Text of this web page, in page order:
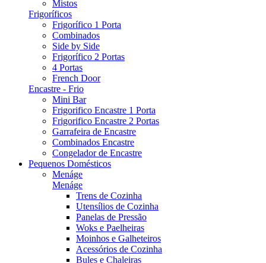
Mistos
Frigoríficos
Frigorífico 1 Porta
Combinados
Side by Side
Frigorífico 2 Portas
4 Portas
French Door
Encastre - Frio
Mini Bar
Frigorifico Encastre 1 Porta
Frigorifico Encastre 2 Portas
Garrafeira de Encastre
Combinados Encastre
Congelador de Encastre
Pequenos Domésticos
Menáge
Menáge
Trens de Cozinha
Utensílios de Cozinha
Panelas de Pressão
Woks e Paelheiras
Moinhos e Galheteiros
Acessórios de Cozinha
Bules e Chaleiras